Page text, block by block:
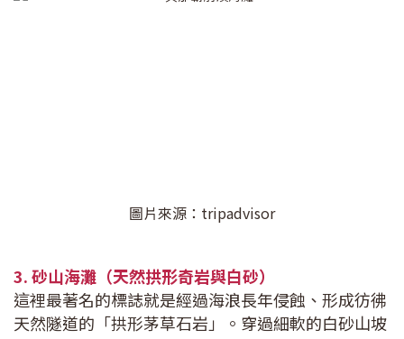
圖片來源：tripadvisor
3. 砂山海灘（天然拱形奇岩與白砂）
這裡最著名的標誌就是經過海浪長年侵蝕、形成彷彿
天然隧道的「拱形茅草石岩」。穿過細軟的白砂山坡